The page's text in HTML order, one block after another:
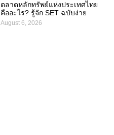
ตลาดหลักทรัพย์แห่งประเทศไทย
คืออะไร? รู้จัก SET ฉบับง่าย
August 6, 2026